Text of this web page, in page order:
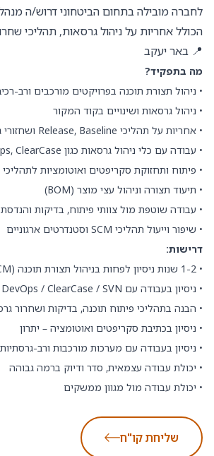
הכולל אחריות על ניהול גרסאות, תהליכי
📍 באר יעקב
מה בתפקיד?
• ניהול תצורת תוכנה בפרויקטים מורכבים ורב-
• ניהול גרסאות ושינויים בקוד המקור
• אחריות על תהליכי Release, Baseline ושחזורי גרסאות
• עבודה עם כלי ניהול גרסאות כגון Azure DevOps, ClearCase ו-SVN
• פיתוח ותחזוקת סקריפטים ואוטומציות לתהליכי Build ו-Release
• תיעוד תצורה וניהול עצי מוצר (BOM)
• עבודה שוטפת מול צוותי פיתוח, בדיקות
• שיפור וייעול תהליכי SCM וסטנדרטים ארגוניים
דרישות:
• 1-2 שנות ניסיון לפחות בניהול תצורת תוכנה (SCM)
• ניסיון בעבודה עם Azure DevOps / ClearCase / SVN
• הבנה בתהליכי פיתוח תוכנה, בדיקות ושחרור
• ניסיון בכתיבת סקריפטים ואוטומציה – יתרון
• ניסיון בעבודה עם מערכות מורכבות ורב-גרסתיות
• יכולת עבודה עצמאית, סדר ודיוק ברמה גבוהה
• יכולת עבודה מול מגוון ממשקים
שליחת קו"ח